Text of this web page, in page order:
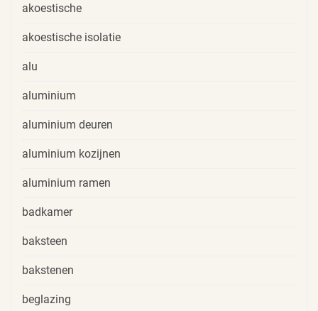
akoestische
akoestische isolatie
alu
aluminium
aluminium deuren
aluminium kozijnen
aluminium ramen
badkamer
baksteen
bakstenen
beglazing